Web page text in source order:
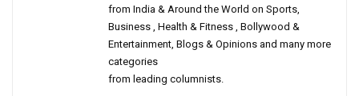
from India & Around the World on Sports,
Business , Health & Fitness , Bollywood &
Entertainment, Blogs & Opinions and many more
categories
from leading columnists.